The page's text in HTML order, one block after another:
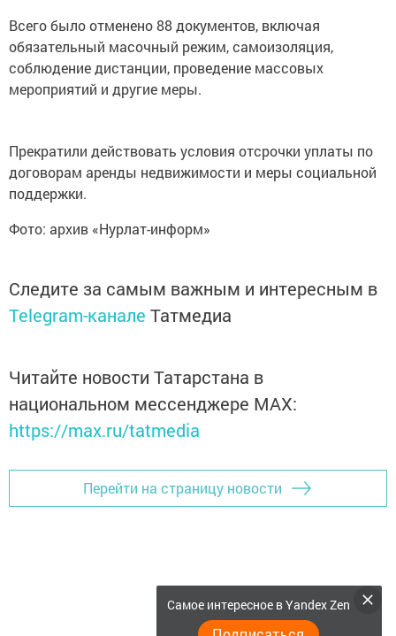
Всего было отменено 88 документов, включая
обязательный масочный режим, самоизоляция,
соблюдение дистанции, проведение массовых
мероприятий и другие меры.
Прекратили действовать условия отсрочки уплаты по
договорам аренды недвижимости и меры социальной
поддержки.
Фото: архив «Нурлат-информ»
Следите за самым важным и интересным в
Telegram-канале Татмедиа
Читайте новости Татарстана в
национальном мессенджере MАХ:
https://max.ru/tatmedia
Перейти на страницу новости
Самое интересное в Yandex Zen